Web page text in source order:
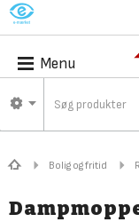
M
Menu
Bolig og fritid